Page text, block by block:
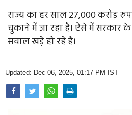
Farm & Food
Opinion
Photo Gallery
राज्य का हर साल 27,000 करोड़
चुकाने में जा रहा है। ऐसे में सरकार
सवाल खड़े हो रहे हैं।
Updated: Dec 06, 2025, 01:17 PM IST